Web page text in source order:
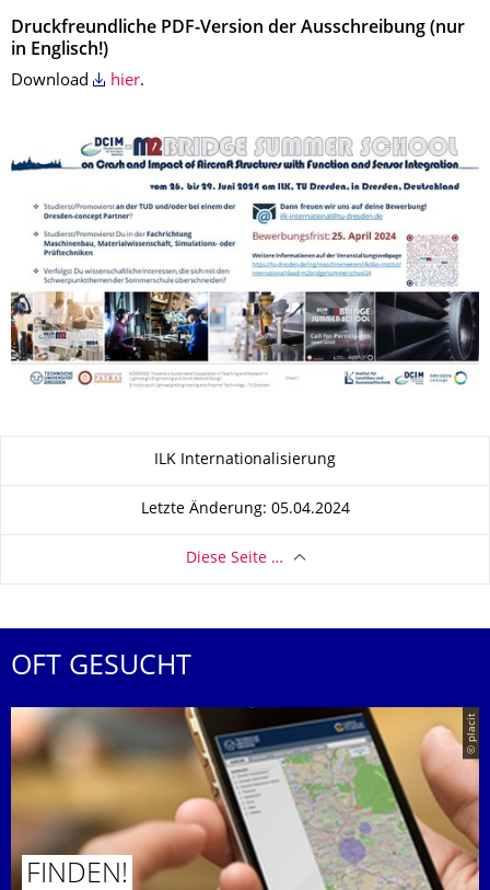
Druckfreundliche PDF-Version der Ausschreibung (nur
in Englisch!)
Download
hier.
Zu dieser SeiteILK Internationalisierung
Letzte Änderung: 05.04.2024
Diese Seite …
OFT GESUCHT
© placit
FINDEN!